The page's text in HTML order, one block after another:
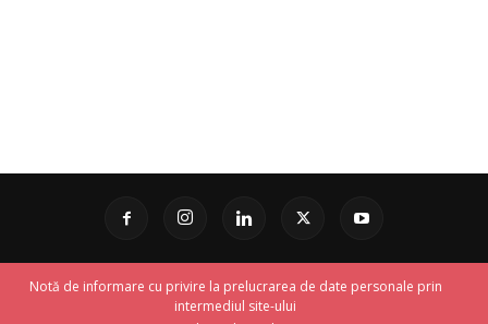
Notă de informare cu privire la prelucrarea de date personale prin
intermediul site-ului